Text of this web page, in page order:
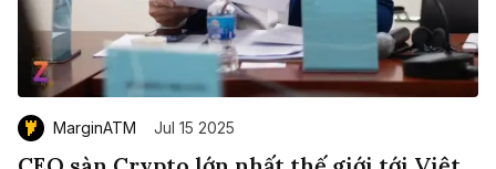
MarginATM Jul 15 2025